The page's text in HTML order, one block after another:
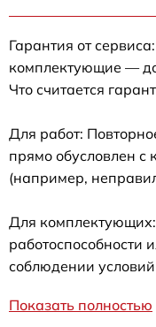
Гарантия от
комплектующие —
Что считается
Для работ:
прямо обусловлен с
(например,
Для
работоспособности
соблюдении
Показать полностью